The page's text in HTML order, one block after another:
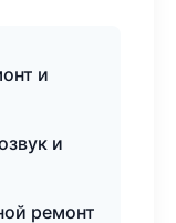
и
и
ремонт